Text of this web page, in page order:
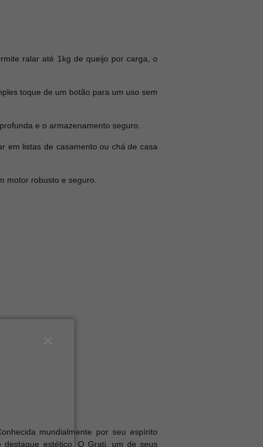
ralar até 1kg de queijo por carga, o
toque de um botão para um uso sem
e o armazenamento seguro.
em listas de casamento ou chá de casa
motor robusto e seguro.
mundialmente por seu espírito
destaque estético. O Grati, um de seus